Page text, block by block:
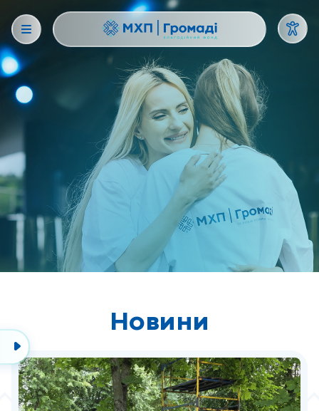
Новини